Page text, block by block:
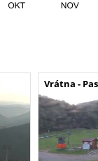
Vrátna -